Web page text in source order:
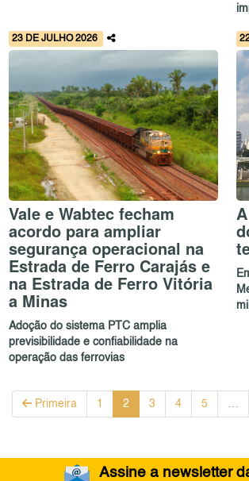
23 DE JULHO 2026
Vale e Wabtec fecham
acordo para ampliar
segurança operacional na
Estrada de Ferro Carajás e
na Estrada de Ferro Vitória
a Minas
Adoção do sistema PTC amplia
previsibilidade e confiabilidade na
operação das ferrovias
Primeira 1 2 3 4 5
Assine a newsletter